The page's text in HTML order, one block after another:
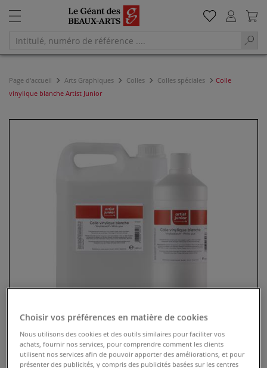
Page d'accueil Arts Graphiques Colles Colles spéciales
Colle
vinylique blanche Artist Junior
Choisir vos préférences en matière de cookies
Nous utilisons des cookies et des outils similaires pour faciliter vos
achats, fournir nos services, pour comprendre comment les clients
utilisent nos services afin de pouvoir apporter des améliorations, et pour
présenter des publicités, y compris des publicités basées sur les centres